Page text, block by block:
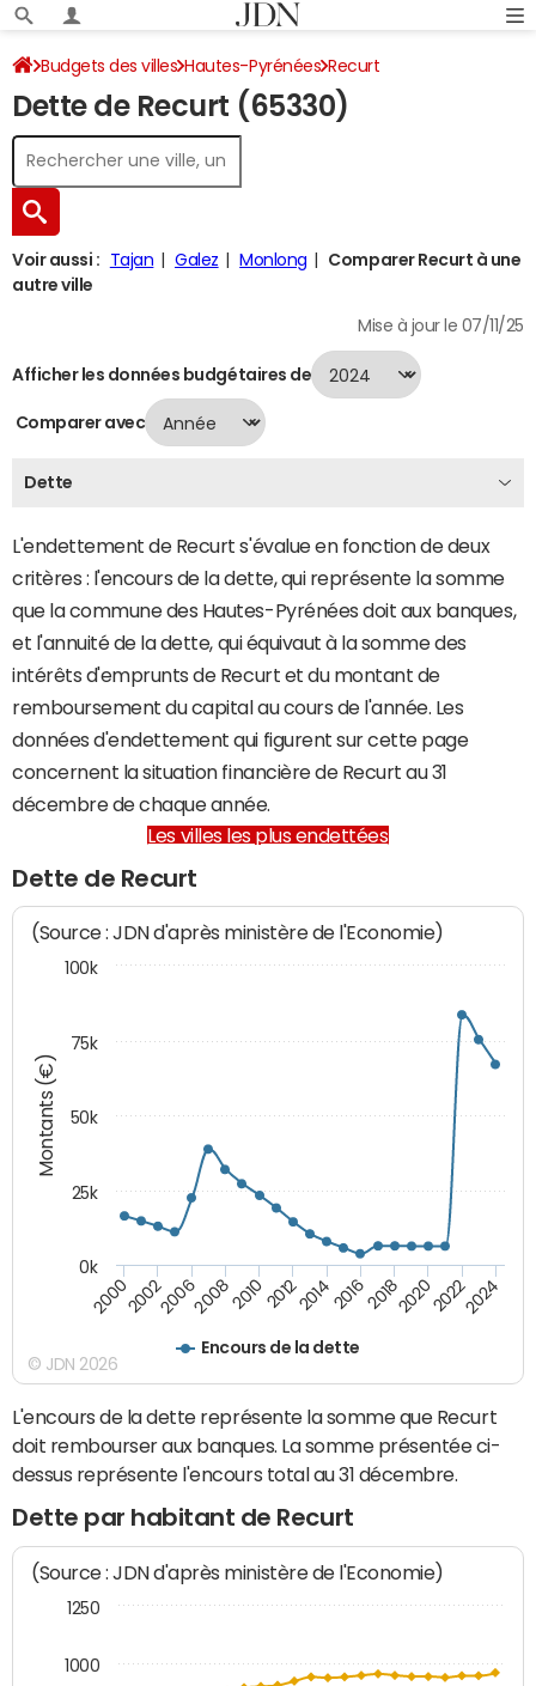
Budgets des villes Hautes-Pyrénées Recurt
Dette au 31/12/2024
Dette de Recurt (65330)
Voir aussi : Tajan Galez Monlong
Comparer Recurt à une
autre ville
Mise à jour le 07/11/25
Afficher les données budgétaires de
Comparer avec
Dette
L'endettement de Recurt s'évalue en fonction de deux
critères : l'encours de la dette, qui représente la somme
que la commune des Hautes-Pyrénées doit aux banques,
et l'annuité de la dette, qui équivaut à la somme des
intérêts d'emprunts de Recurt et du montant de
remboursement du capital au cours de l'année. Les
données d'endettement qui figurent sur cette page
concernent la situation financière de Recurt au 31
décembre de chaque année.
Les villes les plus endettées
Dette de Recurt
Montants (€)
(Source : JDN d'après ministère de l'Economie)
Encours de la dette
200020022006200820102012201420162018202020222024
0k
25k
50k
75k
100k
© JDN 2026
L'encours de la dette représente la somme que Recurt
doit rembourser aux banques. La somme présentée ci-
dessus représente l'encours total au 31 décembre.
Dette par habitant de Recurt
(Source : JDN d'après ministère de l'Economie)
1000
1250